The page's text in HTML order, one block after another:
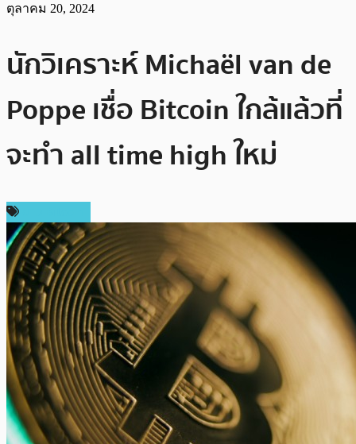
ตุลาคม 20, 2024
นักวิเคราะห์ Michaël van de
Poppe เชื่อ Bitcoin ใกล้แล้วที่
จะทำ all time high ใหม่